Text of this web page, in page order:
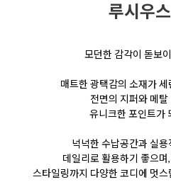
루시우
모던한 감각이 돋보
매트한 광택감의 소재가세
전면의 지퍼와 메탈
유니크한 포인트가
넉넉한 수납공간과 실용
데일리로 활용하기 좋으
스타일링까지 다양한 코디에 멋